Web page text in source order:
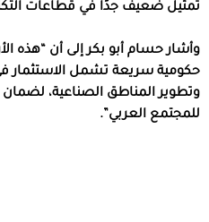
تمثيل ضعيف جدًا في قطاعات
وأشار حسام أبو بكر إلى أن “هذه
حكومية سريعة تشمل الاستثمار في
وتطوير المناطق الصناعية،
للمجتمع العربي”.